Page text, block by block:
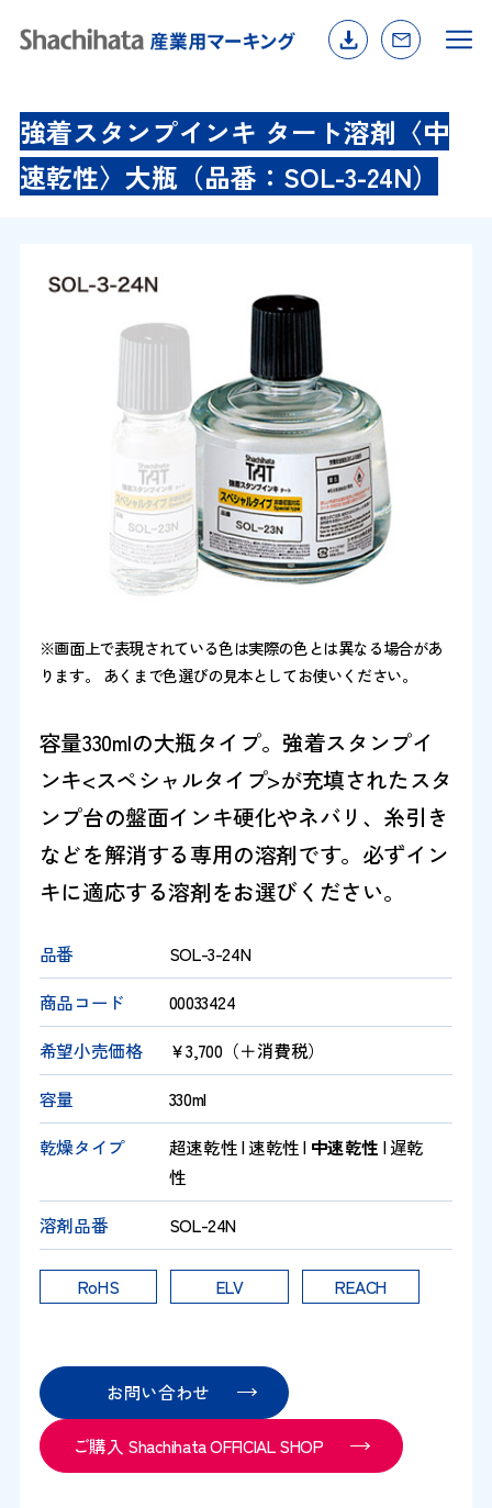
強着スタンプインキ タート溶剤〈中
速乾性〉大瓶（品番：SOL-3-24N）
※画面上で表現されている色は実際の色とは異なる場合があ
ります。 あくまで色選びの見本としてお使いください。
容量330mlの大瓶タイプ。強着スタンプイ
ンキ<スペシャルタイプ>が充填されたスタ
ンプ台の盤面インキ硬化やネバリ、糸引き
などを解消する専用の溶剤です。必ずイン
キに適応する溶剤をお選びください。
品番
SOL-3-24N
商品コード
00033424
希望小売価格
￥3,700（＋消費税）
容量
330ml
乾燥タイプ
超速乾性 | 速乾性 | 中速乾性 | 遅乾
性
溶剤品番
SOL-24N
RoHS ELV REACH
お問い合わせ
ご購入 Shachihata OFFICIAL SHOP